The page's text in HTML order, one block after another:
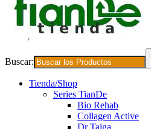
Buscar:
Tienda/Shop
Series TianDe
Bio Rehab
Collagen Active
Dr Taiga